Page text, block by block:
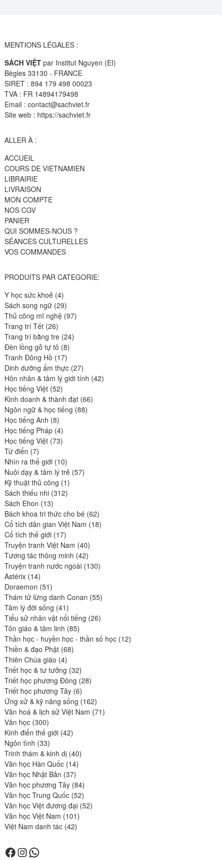
MENTIONS LÉGALES :
SÁCH VIỆTpar Institut Nguyen (EI)
Bègles 33130 - FRANCE
SIRET : 894 179 498 00023
TVA : FR 14894179498
Email : contact@sachviet.fr
Site web : https://sachviet.fr
ALLER À :
ACCUEIL
COURS DE VIETNAMIEN
LIBRAIRIE
LIVRAISON
MON COMPTE
NOS CGV
PANIER
QUI SOMMES-NOUS ?
SÉANCES CULTURELLES
VOS COMMANDES
PRODUITS PAR CATEGORIE:
Y học sức khoẻ 44
produits
Sách song ngữ 2929
produits
Thủ công mĩ nghệ 9797
Trang trí Tết 2626
produits
Trang trí bằng tre 2424
Đèn lồng gỗ tự tô 88
produits
Tranh Đông Hồ 1717
produits
Dinh dưỡng ẩm thực 2727
produits
Hôn nhân & tâm lý giới tính 4242
Học tiếng Việt 5252
produits
Kinh doanh & thành đạt 6666
Ngôn ngữ & học tiếng 8888
Học tiếng Anh 88
produits
Học tiếng Pháp 44
produits
Học tiếng Việt 7373
Từ điển 77
produits
Nhìn ra thế giới 1010
produits
Nuôi dạy & tâm lý trẻ 5757
Kỹ thuật thủ công 11
produit
Sách thiếu nhi 312312
Sách Ehon 1313
produits
Bách khoa tri thức cho bé 6262
produits
Cổ tích dân gian Việt Nam 1818
Cổ tích thế giới 1717
produits
Truyện tranh Việt Nam 4040
produits
Tương tác thông minh 4242
produits
Truyện tranh nước ngoài 130130
Astérix 1414
produits
Doraemon 5151
produits
Thám tử lừng danh Conan 5555
Tâm lý đời sống 4141
produits
Tiểu sử nhân vật nổi tiếng 2626
Tôn giáo & tâm linh 8585
produits
Thần học - huyền học - thần số học 1212
Thiền & đạo Phật 6868
Thiên Chúa giáo 44
produits
Triết học & tư tưởng 3232
produits
Triết học phương Đông 2828
Triết học phương Tây 66
produits
Ứng xử & kỹ năng sống 162162
produits
Văn hoá & lịch sử Việt Nam 7171
Văn học 300300
produits
Kinh điển thế giới 4242
Ngôn tình 3333
produits
Trinh thám & kinh dị 4040
Văn học Hàn Quốc 1414
produits
Văn học Nhật Bản 3737
produits
Văn học phương Tây 8484
produits
Văn học Trung Quốc 5252
produits
Văn học Việt đương đại 5252
Văn học Việt Nam 101101
produits
Việt Nam danh tác 4242
Facebook
Instagram
WhatsApp